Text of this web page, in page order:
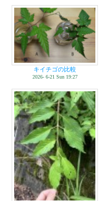
キイチゴの比較
2026- 6-21 Sun 19:27